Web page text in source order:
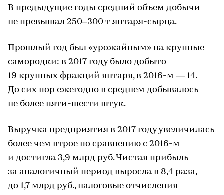
В предыдущие годы средний объем добычи
не превышал 250–300 т янтаря-сырца.
Прошлый год был «урожайным» на крупные
самородки: в 2017 году было добыто
19 крупных фракций янтаря, в 2016-м — 14.
До сих пор ежегодно в среднем добывалось
не более пяти-шести штук.
Выручка предприятия в 2017 году увеличилась
более чем втрое по сравнению с 2016-м
и достигла 3,9 млрд руб. Чистая прибыль
за аналогичный период выросла в 8,4 раза,
до 1,7 млрд руб., налоговые отчисления